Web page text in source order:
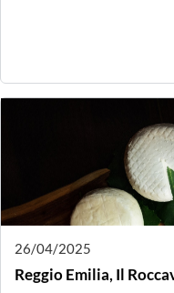
Le Vie dei Casari -
Un evento imperdibile
casearia delle Alpi, tra
cultura del formaggio.
l'oportunità di
custodi di saperi